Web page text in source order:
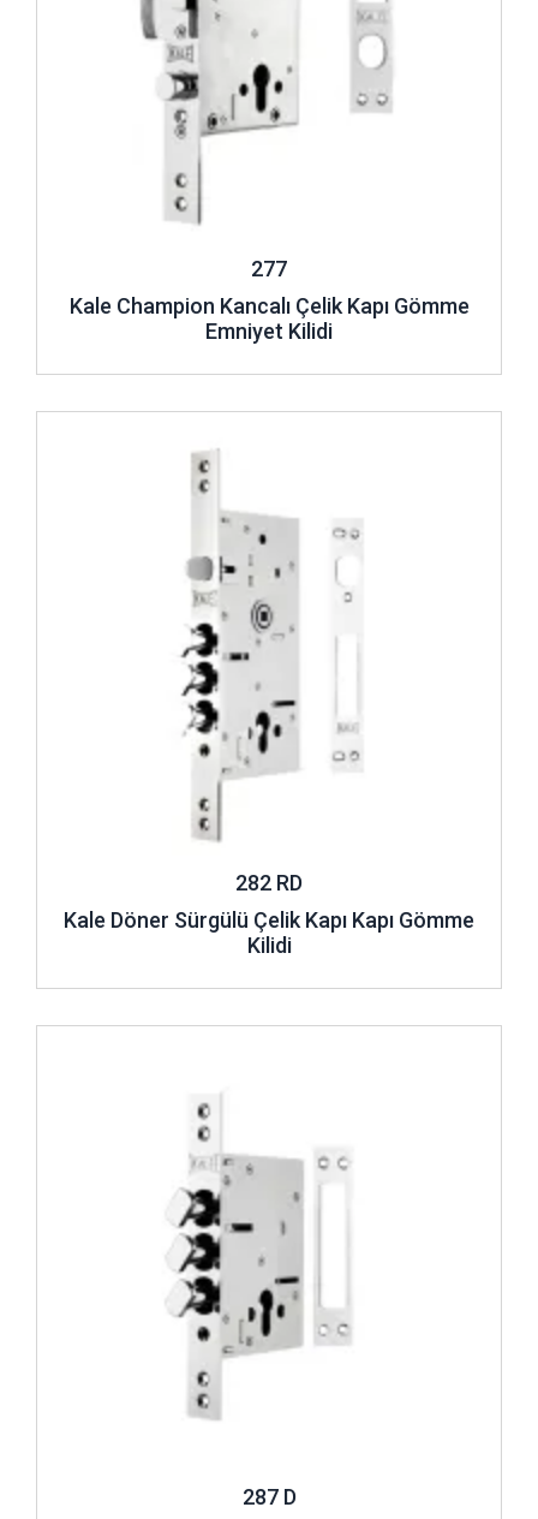
277
Kale Champion Kancalı Çelik Kapı Gömme
Emniyet Kilidi
282 RD
Kale Döner Sürgülü Çelik Kapı Kapı Gömme
Kilidi
287 D